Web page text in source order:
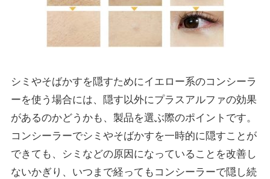
シミやそばかすを隠すためにイエロー系のコンシーラ
ーを使う場合には、隠す以外にプラスアルファの効果
があるのかどうかも、製品を選ぶ際のポイントです。
コンシーラーでシミやそばかすを一時的に隠すことが
できても、シミなどの原因になっていることを改善し
ないかぎり、いつまで経ってもコンシーラーで隠し続